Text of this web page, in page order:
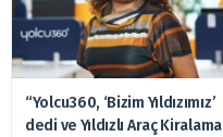
“Yolcu360, ‘Bizim Yıldızımız’
dedi ve Yıldızlı Araç Kiralama